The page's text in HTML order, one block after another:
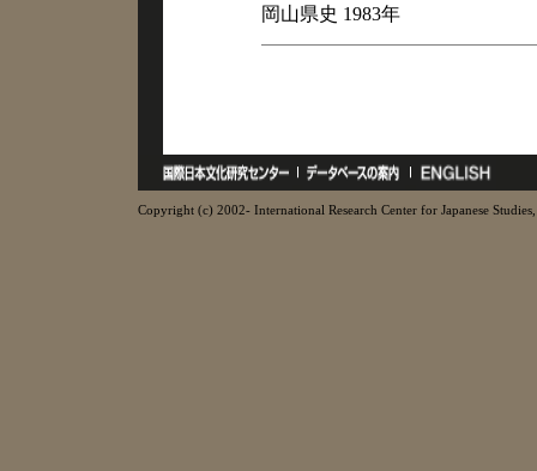
岡山県史 1983年
Copyright (c) 2002- International Research Center for Japanese